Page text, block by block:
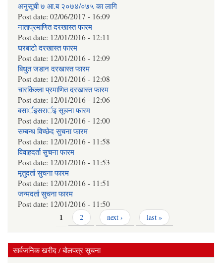
अनुसूची ७ आ.ब २०७४/०७५ का लागि
Post date: 02/06/2017 - 16:09
नाताप्रमाणित दरखास्त फारम
Post date: 12/01/2016 - 12:11
घरबाटो दरखास्त फारम
Post date: 12/01/2016 - 12:09
बिधुत जडान दरखास्त फारम
Post date: 12/01/2016 - 12:08
चारकिल्ला प्रमाणित दरखास्त फारम
Post date: 12/01/2016 - 12:06
बसार्इसरार्इ सूचना फारम
Post date: 12/01/2016 - 12:00
सम्बन्ध विच्छेद सुचना फारम
Post date: 12/01/2016 - 11:58
विवाहदर्ता सुचना फारम
Post date: 12/01/2016 - 11:53
मृतुदर्ता सुचना फारम
Post date: 12/01/2016 - 11:51
जन्मदर्ता सुचना फारम
Post date: 12/01/2016 - 11:50
1 2 next › last »
सार्वजनिक खरीद / बोलपत्र सूचना